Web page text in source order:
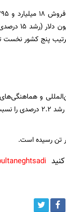
و
ترانزیت، برای ثبت رکوردی